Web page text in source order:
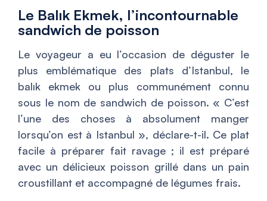
Le Balık Ekmek, l’incontournable
sandwich de poisson
Le voyageur a eu l’occasion de déguster le
plus emblématique des plats d’Istanbul, le
balık ekmek ou plus communément connu
sous le nom de sandwich de poisson. « C’est
l’une des choses à absolument manger
lorsqu’on est à Istanbul », déclare-t-il. Ce plat
facile à préparer fait ravage ; il est préparé
avec un délicieux poisson grillé dans un pain
croustillant et accompagné de légumes frais.